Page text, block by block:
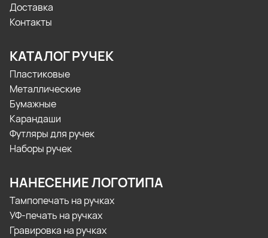
Доставка
Контакты
КАТАЛОГ РУЧЕК
Пластиковые
Металлические
Бумажные
Карандаши
Футляры для ручек
Наборы ручек
НАНЕСЕНИЕ ЛОГОТИПА
Тампопечать на ручках
УФ-печать на ручках
Гравировка на ручках